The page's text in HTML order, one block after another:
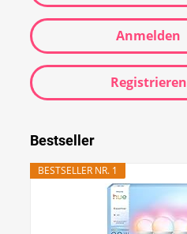
Anmelden
Registrieren
Bestseller
BESTSELLER NR. 1